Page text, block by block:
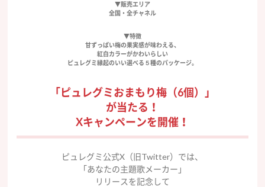
▼販売エリア
全国・全チャネル
▼特徴
甘ずっぱい梅の果実感が味わえる、
紅白カラーがかわいらしい
ピュレグミ縁起のいい選べる５種のパッケージ。
「ピュレグミおまもり梅（6個）」
が当たる！
Xキャンペーンを開催！
ピュレグミ公式X（旧Twitter）では、
「あなたの主題歌メーカー」
リリースを記念して